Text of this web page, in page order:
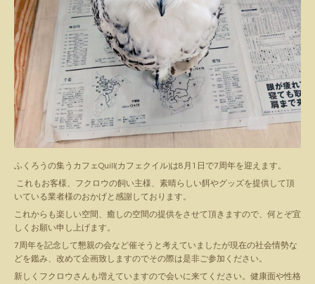
ふくろうの集うカフェQuill(カフェクイル)は8月1日で7周年を迎えます。
これもお客様、フクロウの飼い主様、素晴らしい餌やグッズを提供して頂
いている業者様のおかげと感謝しております。
これからも楽しい空間、癒しの空間の提供をさせて頂きますので、何とぞ宜
しくお願い申し上げます。
7周年を記念して懇親の会など催そうと考えていましたが現在の社会情勢な
どを鑑み、改めて企画致しますのでその際は是非ご参加ください。
新しくフクロウさんも増えていますので会いに来てください。健康面や性格